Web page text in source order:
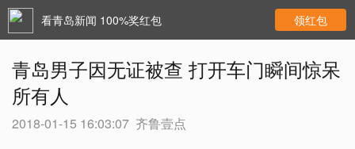
看青岛新闻 100%奖红包 领红包
青岛男子因无证被查 打开车门瞬间惊呆
所有人
2018-01-15 16:03:07 齐鲁壹点